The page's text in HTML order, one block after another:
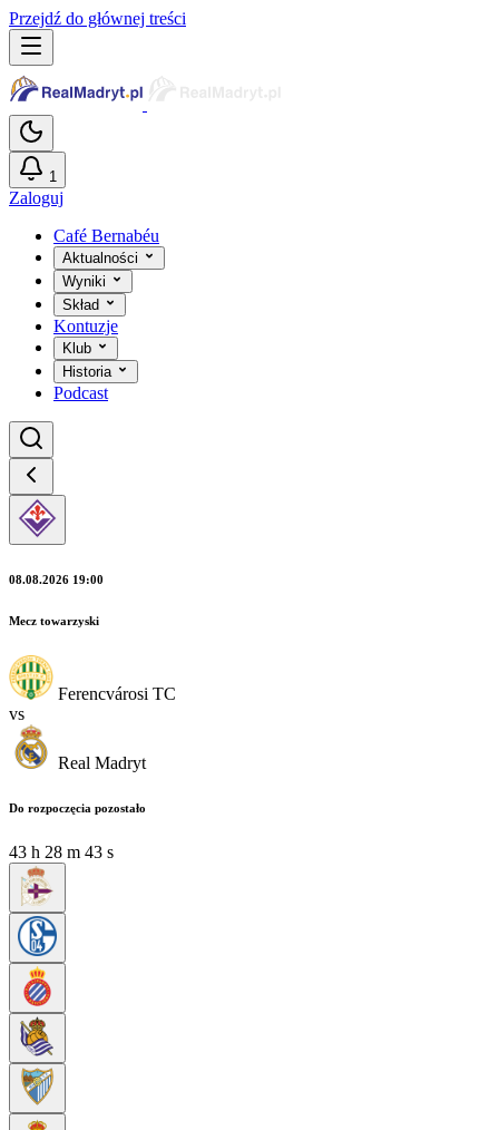
Przejdź do głównej treści
1
Zaloguj
Café Bernabéu
Aktualności
Wyniki
Skład
Kontuzje
Klub
Historia
Podcast
08.08.2026 19:00
Mecz towarzyski
Ferencvárosi TC
vs
Real Madryt
Do rozpoczęcia pozostało
43 h 28 m 41 s